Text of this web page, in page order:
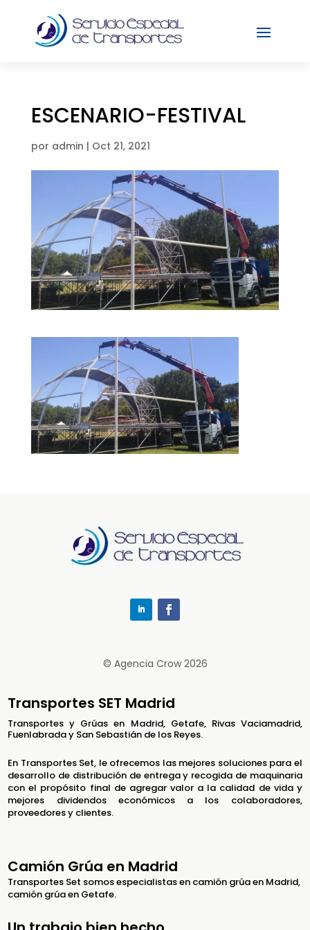
ESCENARIO-FESTIVAL
por admin | Oct 21, 2021
© Agencia Crow 2026
Transportes SET Madrid
Transportes y Grúas en Madrid, Getafe, Rivas Vaciamadrid,
Fuenlabrada y San Sebastián de los Reyes.
En Transportes Set, le ofrecemos las mejores soluciones para el
desarrollo de distribución de entrega y recogida de maquinaria
con el propósito final de agregar valor a la calidad de vida y
mejores dividendos económicos a los colaboradores,
proveedores y clientes.
Camión Grúa en Madrid
Transportes Set somos especialistas en camión grúa en Madrid,
camión grúa en Getafe.